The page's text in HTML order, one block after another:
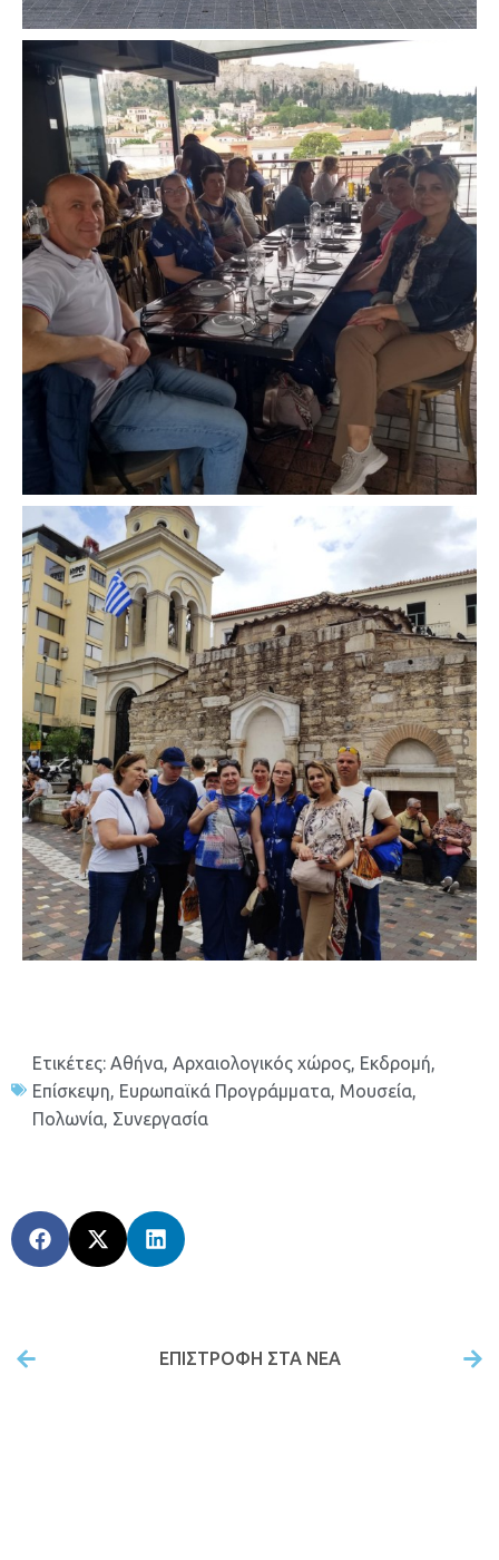
Ετικέτες: Αθήνα, Αρχαιολογικός χώρος, Εκδρομή,
Επίσκεψη, Ευρωπαϊκά Προγράμματα, Μουσεία,
Πολωνία, Συνεργασία
ΕΠΙΣΤΡΟΦΉ ΣΤΑ ΝΕΑ